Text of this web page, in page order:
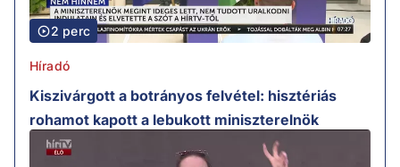
2 perc
Híradó
Kiszivárgott a botrányos felvétel: hisztériás
rohamot kapott a lebukott miniszterelnök